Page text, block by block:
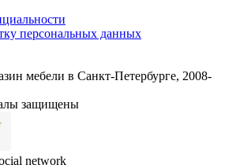
персональных данных
мебели в Санкт-Петербурге, 2008-
защищены